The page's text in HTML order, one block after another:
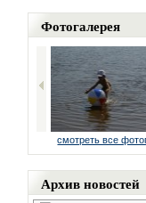
Фотогалерея
смотреть все
Архив новостей